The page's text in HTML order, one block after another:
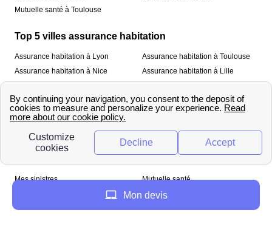
Mutuelle santé à Toulouse
Top 5 villes assurance habitation
Assurance habitation à Lyon
Assurance habitation à Nice
Assurance habitation à Toulouse
Assurance habitation à Lille
À propos
Qui sommes-nous ? Mentions légales
Mes sinistres
Mutuelle santé
Mon devis